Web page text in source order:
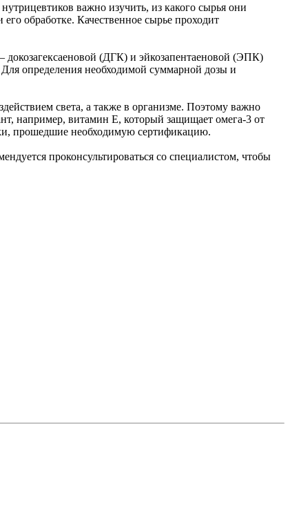
важно изучить, из какого сырья они
обработке. Качественное сырье проходит
(ДГК) и эйкозапентаеновой (ЭПК)
Для определения необходимой суммарной дозы и
света, а также в организме. Поэтому важно
например, витамин Е, который защищает омега-3 от
прошедшие необходимую сертификацию.
проконсультироваться со специалистом, чтобы